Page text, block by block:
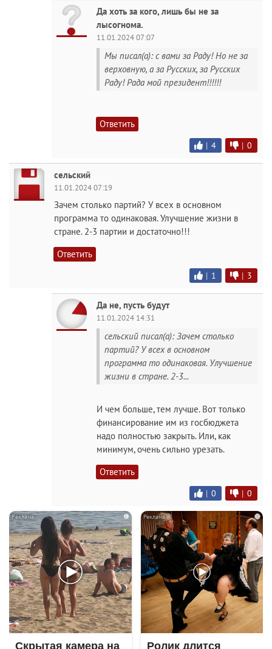
Да хоть за кого, лишь бы не за
лысогнома.
11.01.2024 07:07
Мы писал(а): с вами за Раду! Но не за
верховную, а за Русских, за Русских
Раду! Рада мой президент!!!!!!
Ответить
| 4 | 0
сельский
11.01.2024 07:19
Зачем столько партий? У всех в основном
программа то одинаковая. Улучшение жизни в
стране. 2-3 партии и достаточно!!!
Ответить
| 1 | 3
Да не, пусть будут
11.01.2024 14:31
сельский писал(а): Зачем столько
партий? У всех в основном
программа то одинаковая. Улучшение
жизни в стране. 2-3...
И чем больше, тем лучше. Вот только
финансирование им из госбюджета
надо полностью закрыть. Или, как
минимум, очень сильно урезать.
Ответить
| 0 | 0
i
Скрытая камера на
i
Ролик длится